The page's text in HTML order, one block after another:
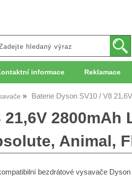
informace Reklamace
Baterie Dyson SV10 / V8
2800mAh
Animal,
bezdrátové vysavače